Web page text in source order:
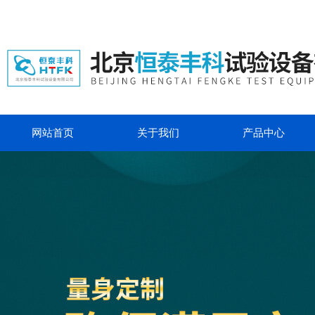
网站首页 关于我们 产品中心